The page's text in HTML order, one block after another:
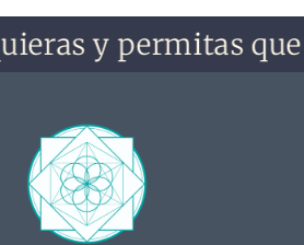
y permitas que